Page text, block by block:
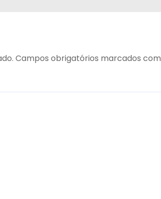
Campos obrigatórios marcados com